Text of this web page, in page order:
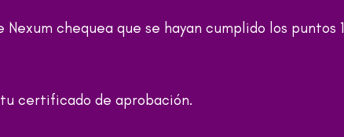
chequea que se hayan cumplido los puntos 1
certificado de aprobación.